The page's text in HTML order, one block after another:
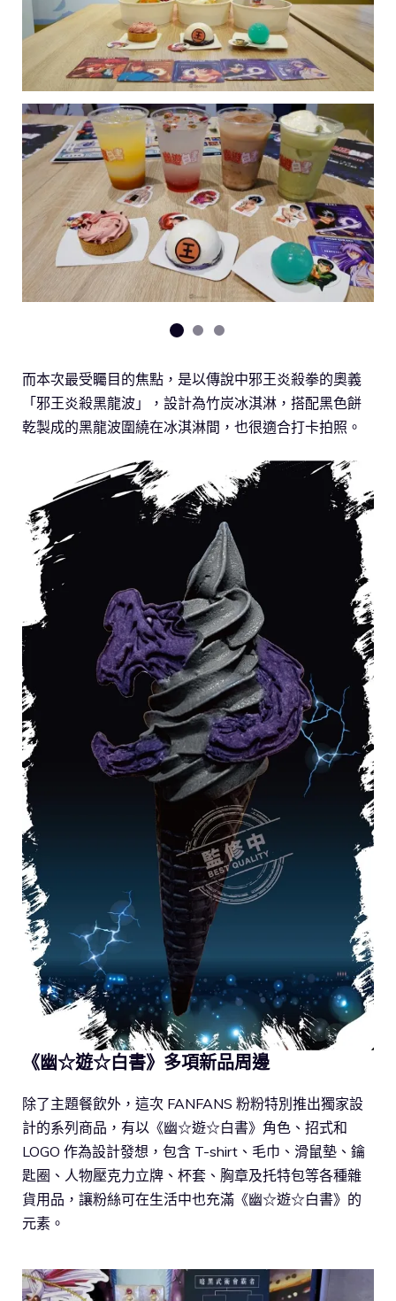
而本次最受矚目的焦點，是以傳說中邪王炎殺拳的奧義
「邪王炎殺黑龍波」，設計為竹炭冰淇淋，搭配黑色餅
乾製成的黑龍波圍繞在冰淇淋間，也很適合打卡拍照。
《幽☆遊☆白書》 多項新品周邊
除了主題餐飲外，這次 FANFANS 粉粉特別推出獨家設
計的系列商品，有以《幽☆遊☆白書》角色、招式和
LOGO 作為設計發想，包含 T-shirt、毛巾、滑鼠墊、鑰
匙圈、人物壓克力立牌、杯套、胸章及托特包等各種雜
貨用品，讓粉絲可在生活中也充滿《幽☆遊☆白書》的
元素。